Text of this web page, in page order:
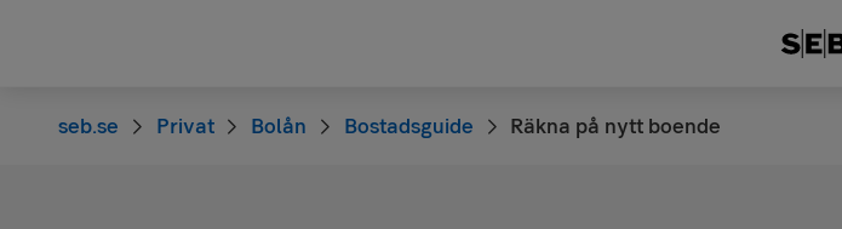
seb.se Privat Bolån Bostadsguide Räkna på nytt boende